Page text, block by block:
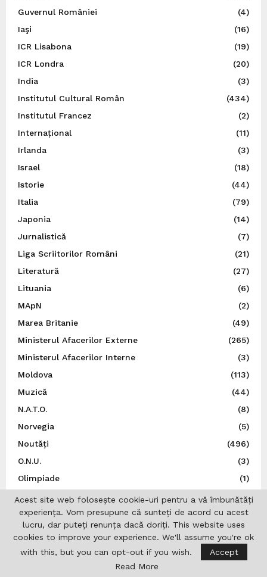
Guvernul României
(4)
Iaşi
(16)
ICR Lisabona
(19)
ICR Londra
(20)
India
(3)
Institutul Cultural Român
(434)
Institutul Francez
(2)
Internațional
(11)
Irlanda
(3)
Israel
(18)
Istorie
(44)
Italia
(79)
Japonia
(14)
Jurnalistică
(7)
Liga Scriitorilor Români
(21)
Literatură
(27)
Lituania
(6)
MApN
(2)
Marea Britanie
(49)
Ministerul Afacerilor Externe
(265)
Ministerul Afacerilor Interne
(3)
Moldova
(113)
Muzică
(44)
N.A.T.O.
(8)
Norvegia
(5)
Noutăți
(496)
O.N.U.
(3)
Olimpiade
(1)
Opinii
(9)
Patronatul European al Femeilor de Afaceri
(1)
Personalități
(1)
Politică
(6)
Acest site web folosește cookie-uri pentru a vă îmbunătăți
experiența. Vom presupune că sunteți de acord cu acest
lucru, dar puteți renunța dacă doriți. This website uses
cookies to improve your experience. We'll assume you're ok
with this, but you can opt-out if you wish.
Accept
Read More